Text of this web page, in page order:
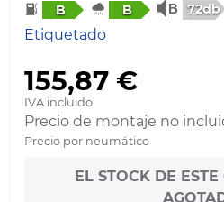
B B 72db
Etiquetado
155,87 €
IVA incluido
Precio de montaje no
Precio por neumático
EL STOCK DE